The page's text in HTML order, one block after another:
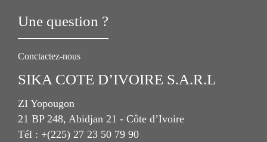
Une question ?
Conctactez-nous
SIKA COTE D’IVOIRE S.A.R.L
ZI Yopougon
21 BP 248, Abidjan 21 - Côte d’Ivoire
Tél : +(225) 27 23 50 79 90